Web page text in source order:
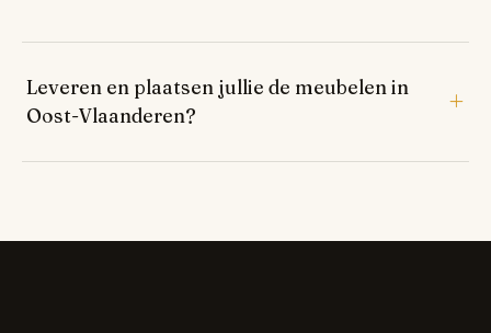
Leveren en plaatsen jullie de meubelen in
Oost-Vlaanderen?